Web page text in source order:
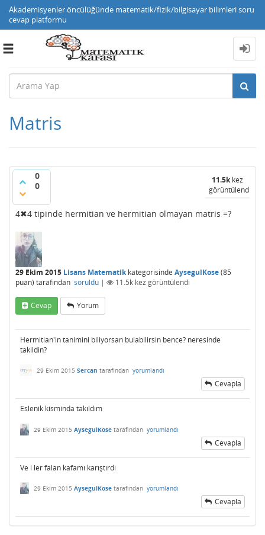
Akademisyenler öncülüğünde matematik/fizik/bilgisayar bilimleri soru
cevap platformu
Toggle
Matris
0
0
11.5kkez
görüntülendi
4✖4 tipinde hermitian ve hermitian olmayan matris =?
29 Ekim 2015 Lisans Matematikkategorisinde AysegulKose(85
puan) tarafından soruldu | 11.5k kez görüntülendi
Cevap Yorum
Hermitian'in tanimini biliyorsan bulabilirsin bence? neresinde
takildin?
29 Ekim 2015 Sercan tarafından yorumlandı
Cevapla
Eslenik kisminda takıldım
29 Ekim 2015 AysegulKose tarafından yorumlandı
Cevapla
Ve i ler falan kafamı karıştırdı
29 Ekim 2015 AysegulKose tarafından yorumlandı
Cevapla